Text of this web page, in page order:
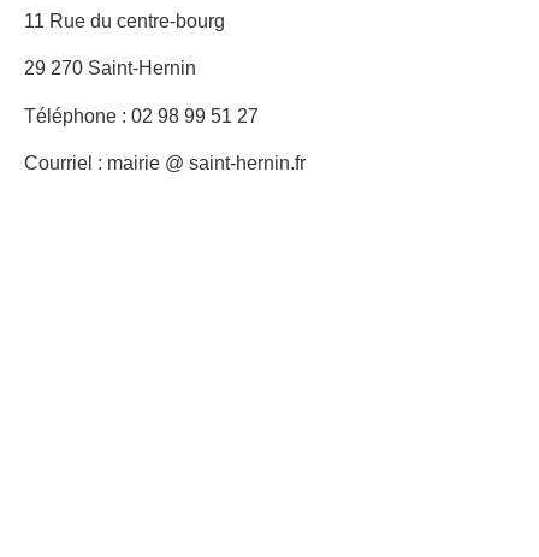
11 Rue du centre-bourg
29 270 Saint-Hernin
Téléphone : 02 98 99 51 27
Courriel : mairie @ saint-hernin.fr